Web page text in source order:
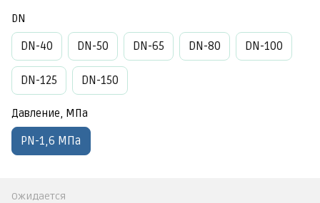
DN
DN-40 DN-50 DN-65 DN-80 DN-100
DN-125 DN-150
Давление, МПа
PN-1,6 МПа
Ожидается